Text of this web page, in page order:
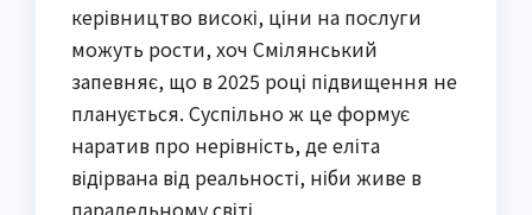
керівництво високі, ціни на послуги
можуть рости, хоч Смілянський
запевняє, що в 2025 році підвищення не
планується. Суспільно ж це формує
наратив про нерівність, де еліта
відірвана від реальності, ніби живе в
паралельному світі.